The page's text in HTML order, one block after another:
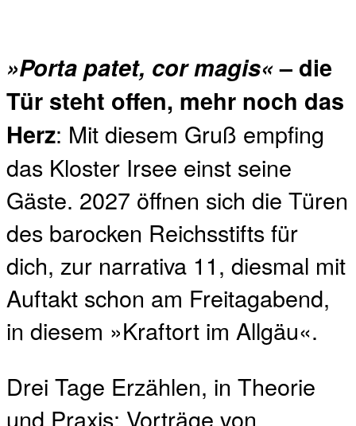
»Porta patet, cor magis«– die
Tür steht offen, mehr noch das
Herz: Mit diesem Gruß empfing
das Kloster Irsee einst seine
Gäste. 2027 öffnen sich die Türen
des barocken Reichsstifts für
dich, zur narrativa 11, diesmal mit
Auftakt schon am Freitagabend,
in diesem »Kraftort im Allgäu«.
Drei Tage Erzählen, in Theorie
und Praxis: Vorträge von